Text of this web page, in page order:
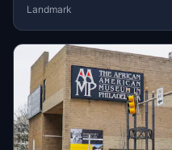
Landmark